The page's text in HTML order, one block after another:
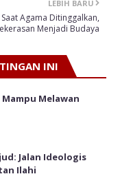
LEBIH BARU
Saat Agama Ditinggalkan,
Menjadi Budaya
INI
Melawan
Jalan Ideologis
Ilahi